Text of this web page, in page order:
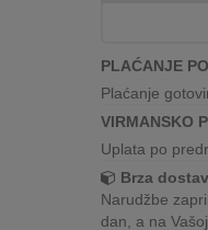
PLAĆANJE
Plaćanje
VIRMANSKO
Uplata po
Brza
Narudžbe
dan, a na